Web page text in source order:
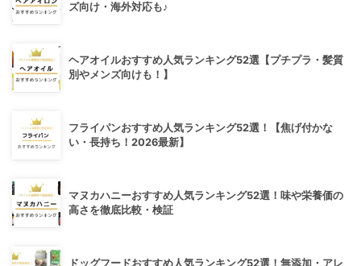
ズ向け・海外対応も♪
ヘアオイルおすすめ人気ランキング52選【プチプラ・髪質
別やメンズ向けも！】
フライパンおすすめ人気ランキング52選！【焦げ付かな
い・長持ち！2026最新】
マヌカハニーおすすめ人気ランキング52選！味や栄養価の
高さを徹底比較・検証
ドッグフードおすすめ人気ランキング52選！無添加・アレ